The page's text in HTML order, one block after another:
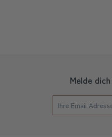
Melde